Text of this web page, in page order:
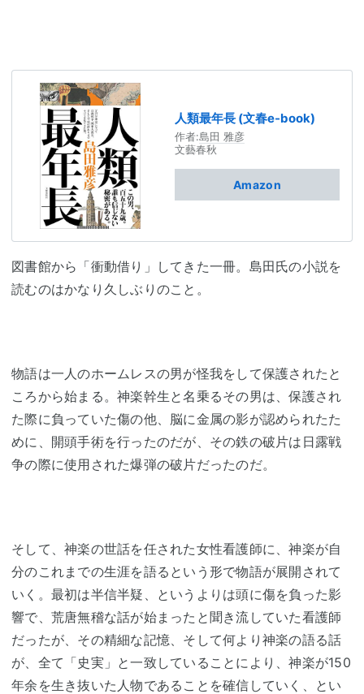
人類最年長 (文春e-book)
作者:島田 雅彦
文藝春秋
Amazon
図書館から「衝動借り」してきた一冊。島田氏の小説を
読むのはかなり久しぶりのこと。
物語は一人のホームレスの男が怪我をして保護されたと
ころから始まる。神楽幹生と名乗るその男は、保護され
た際に負っていた傷の他、脳に金属の影が認められたた
めに、開頭手術を行ったのだが、その鉄の破片は日露戦
争の際に使用された爆弾の破片だったのだ。
そして、神楽の世話を任された女性看護師に、神楽が自
分のこれまでの生涯を語るという形で物語が展開されて
いく。最初は半信半疑、というよりは頭に傷を負った影
響で、荒唐無稽な話が始まったと聞き流していた看護師
だったが、その精細な記憶、そして何より神楽の語る話
が、全て「史実」と一致していることにより、神楽が150
年余を生き抜いた人物であることを確信していく、とい